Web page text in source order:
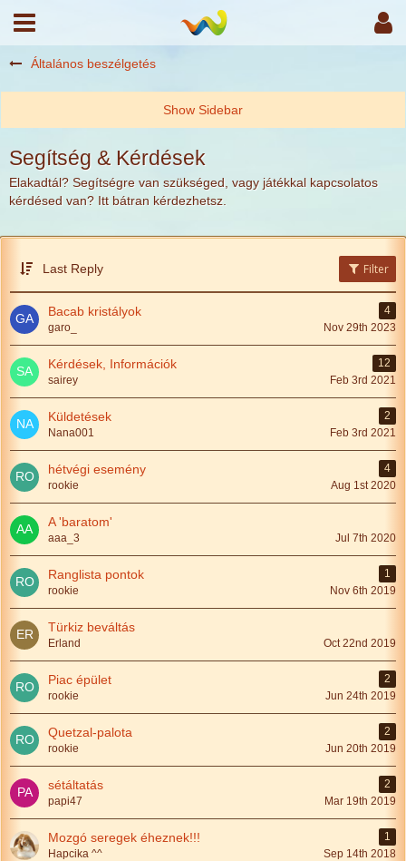
Általános beszélgetés
Segítség & Kérdések
Elakadtál? Segítségre van szükséged, vagy játékkal kapcsolatos
kérdésed van? Itt bátran kérdezhetsz.
Last Reply Filter
Bacab kristályok
4
garo_
Nov 29th 2023
Kérdések, Információk
12
sairey
Feb 3rd 2021
Küldetések
2
Nana001
Feb 3rd 2021
hétvégi esemény
4
rookie
Aug 1st 2020
A 'baratom'
aaa_3 Jul 7th 2020
Ranglista pontok
1
rookie
Nov 6th 2019
Türkiz beváltás
Erland Oct 22nd 2019
Piac épület
2
rookie
Jun 24th 2019
Quetzal-palota
2
rookie
Jun 20th 2019
sétáltatás
2
papi47
Mar 19th 2019
Mozgó seregek éheznek!!!
1
Hapcika ^^
Sep 14th 2018